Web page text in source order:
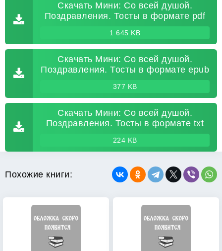
Скачать Мини: Со всей душой.
Поздравления. Тосты в формате pdf
1 645 KB
Скачать Мини: Со всей душой.
Поздравления. Тосты в формате epub
377 KB
Скачать Мини: Со всей душой.
Поздравления. Тосты в формате txt
224 KB
Похожие книги: